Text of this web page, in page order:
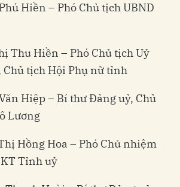
Hiền – Phó Chủ tịch UBND
Thu Hiền – Phó Chủ tịch Uỷ
tịch Hội Phụ nữ tỉnh
Hiệp – Bí thư Đảng uỷ, Chủ
Lương
Hồng Hoa – Phó Chủ nhiệm
Tỉnh uỷ